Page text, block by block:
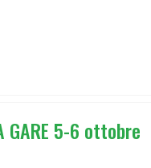
GARE 5-6 ottobre